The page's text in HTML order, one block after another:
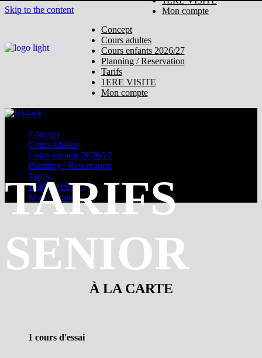
Skip to the content
Concept
Cours adultes
Cours enfants 2026/27
Planning / Reservation
Tarifs
1ERE VISITE
Mon compte
Mon compte
Concept
Cours adultes
Cours enfants 2026/27
Planning / Reservation
Tarifs
1ERE VISITE
Mon compte
TARIFS
SENIOR
À LA CARTE
1 cours d'essai